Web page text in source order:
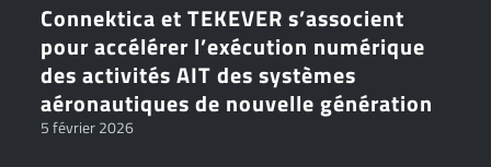
Connektica et TEKEVER s’associent
pour accélérer l’exécution numérique
des activités AIT des systèmes
aéronautiques de nouvelle génération
5 février 2026